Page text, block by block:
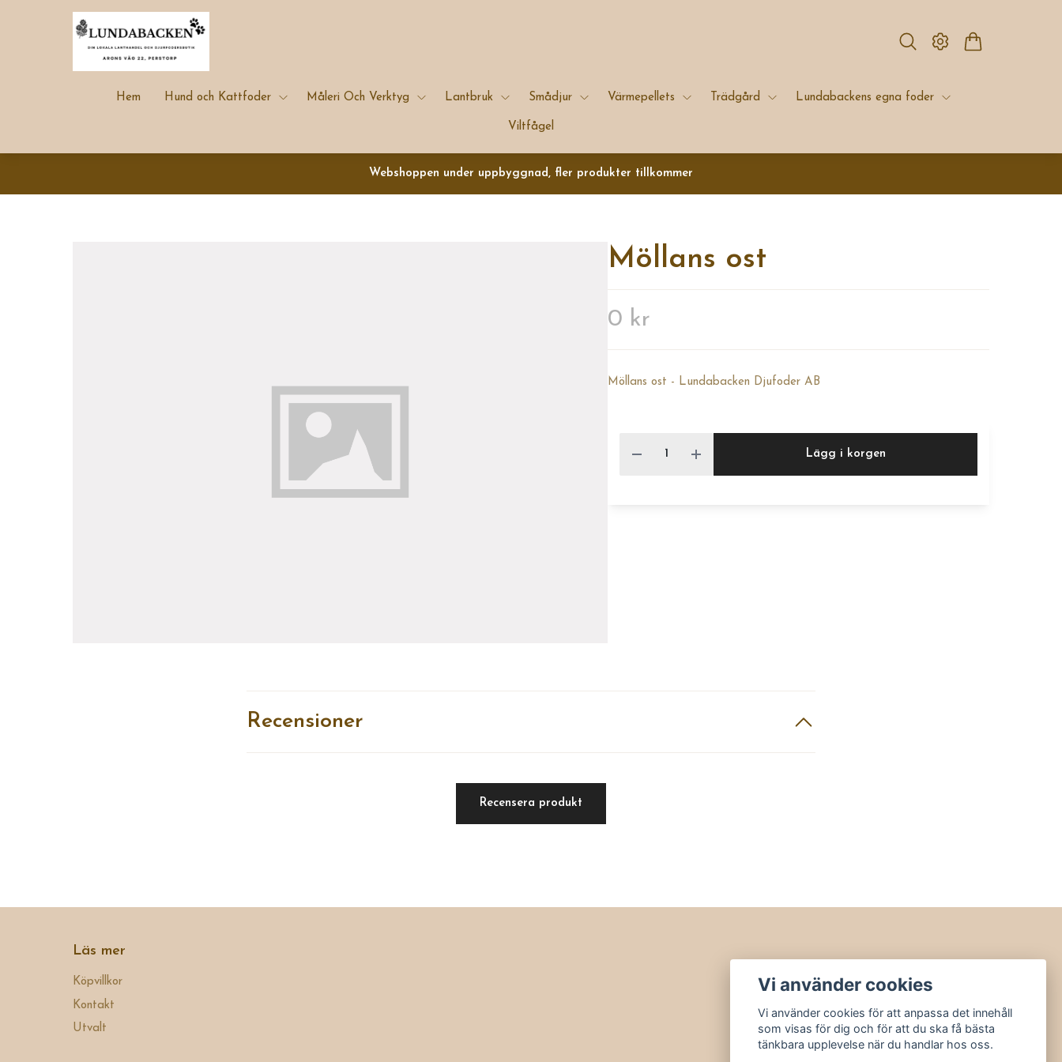
Hem Hund och Kattfoder Måleri Och Verktyg Lantbruk Smådjur Värmepellets Trädgård Lundabackens egna foder
Viltfågel
Webshoppen under uppbyggnad, fler produkter tillkommer
Möllans ost
0 kr
Möllans ost - Lundabacken Djufoder AB
Lägg i korgen
Recensioner
Recensera produkt
Läs mer
Köpvillkor
Kontakt
Utvalt
Vi använder cookies
Vi använder cookies för att anpassa det innehåll
som visas för dig och för att du ska få bästa
tänkbara upplevelse när du handlar hos oss.